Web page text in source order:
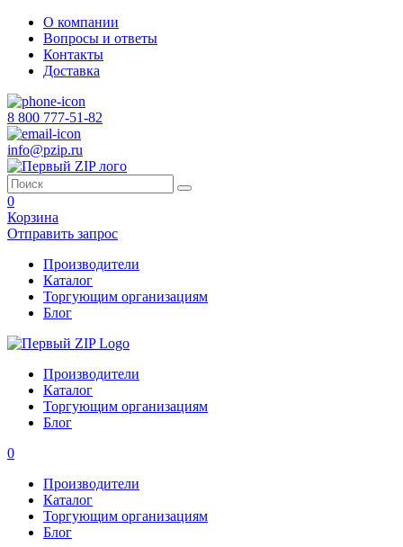
О компании
Вопросы и ответы
Контакты
Доставка
8 800 777-51-82
info@pzip.ru
0
Корзина
Отправить запрос
Производители
Каталог
Торгующим организациям
Блог
Производители
Каталог
Торгующим организациям
Блог
0
Производители
Каталог
Торгующим организациям
Блог